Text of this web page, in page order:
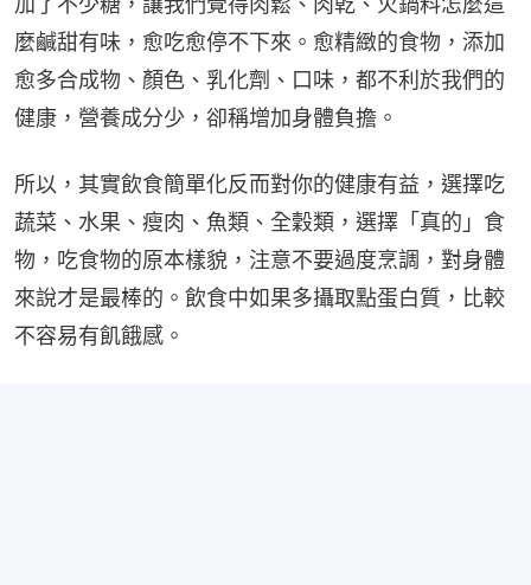
麼鹹甜有味，愈吃愈停不下來。愈精緻的食物，添加
愈多合成物、顏色、乳化劑、口味，都不利於我們的
健康，營養成分少，卻稱增加身體負擔。
所以，其實飲食簡單化反而對你的健康有益，選擇吃
蔬菜、水果、瘦肉、魚類、全穀類，選擇「真的」食
物，吃食物的原本樣貌，注意不要過度烹調，對身體
來說才是最棒的。飲食中如果多攝取點蛋白質，比較
不容易有飢餓感。